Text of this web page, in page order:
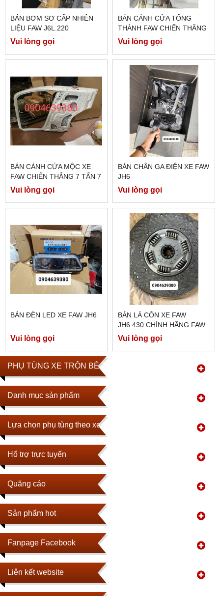
PHỤ TÙNG XE TRỘN BÊ TÔNG
Danh mục sản phẩm
Lựa chọn phụ tùng theo xe
Hổ trợ trực tuyến
Quãng cáo
Sản phẩm hot
Fanpage Facebook
Liên kết website
BÁN BƠM SƠ CẤP NHIÊN
LIỆU FAW J6L.220
Vui lòng gọi
BÁN CÁNH CỬA TỔNG
THÀNH FAW CHIẾN THĂNG
7 TẤN 7
Vui lòng gọi
BÁN CÁNH CỬA MỘC XE
FAW CHIẾN THẮNG 7 TẤN 7
Vui lòng gọi
BÁN CHÂN GA ĐIỆN XE FAW
JH6
Vui lòng gọi
BÁN ĐÈN LED XE FAW JH6
Vui lòng gọi
BÁN LÁ CÔN XE FAW
JH6.430 CHÍNH HÃNG FAW
Vui lòng gọi